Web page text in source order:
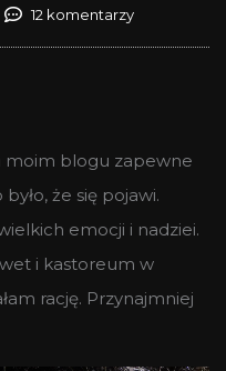
12 komentarzy
moim blogu zapewne
że się pojawi.
emocji i nadziei.
i kastoreum w
rację. Przynajmniej